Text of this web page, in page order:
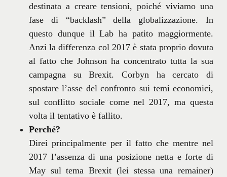
destinata a creare tensioni, poiché viviamo una
fase di “backlash” della globalizzazione. In
questo dunque il Lab ha patito maggiormente.
Anzi la differenza col 2017 è stata proprio dovuta
al fatto che Johnson ha concentrato tutta la sua
campagna su Brexit. Corbyn ha cercato di
spostare l’asse del confronto sui temi economici,
sul conflitto sociale come nel 2017, ma questa
volta il tentativo è fallito.
Perché?
Direi principalmente per il fatto che mentre nel
2017 l’assenza di una posizione netta e forte di
May sul tema Brexit (lei stessa una remainer)